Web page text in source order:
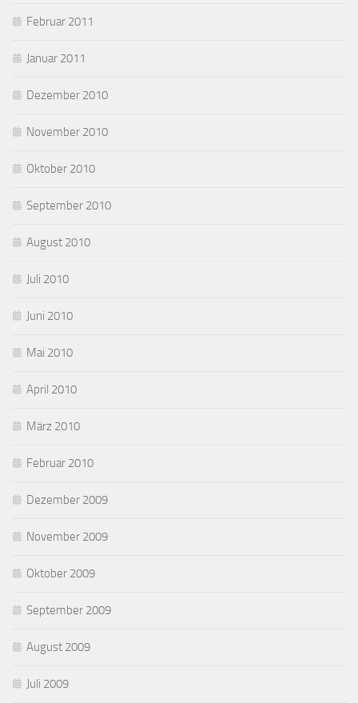
Februar 2011
Januar 2011
Dezember 2010
November 2010
Oktober 2010
September 2010
August 2010
Juli 2010
Juni 2010
Mai 2010
April 2010
März 2010
Februar 2010
Dezember 2009
November 2009
Oktober 2009
September 2009
August 2009
Juli 2009